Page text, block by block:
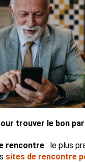
trouver le bon
rencontre : le plus
sites de rencontre